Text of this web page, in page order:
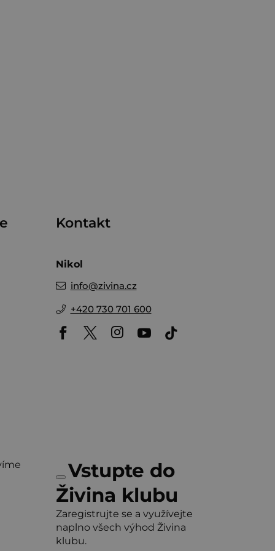
Kontakt
Nikol
info@zivina.cz
+420 730 701 600
Vstupte do
Živina klubu
Zaregistrujte se a využívejte
naplno všech výhod Živina
klubu.